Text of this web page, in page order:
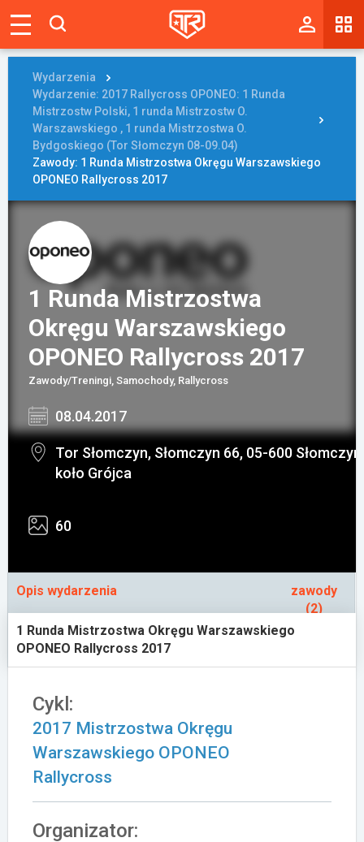
Tablica
Wyniki
Blogi
Galerie
Wydarzenia
Giełda
Ranking
Zaloguj się
Załóż konto
Wydarzenia
Wydarzenie: 2017 Rallycross OPONEO: 1 Runda
Mistrzostw Polski, 1 runda Mistrzostw O.
Warszawskiego , 1 runda Mistrzostwa O.
Bydgoskiego (Tor Słomczyn 08-09.04)
Zawody: 1 Runda Mistrzostwa Okręgu Warszawskiego
OPONEO Rallycross 2017
1 Runda Mistrzostwa
Okręgu Warszawskiego
OPONEO Rallycross 2017
Zawody/Treningi, Samochody, Rallycross
08.04.2017
Tor Słomczyn, Słomczyn 66, 05-600 Słomczyn
koło Grójca
60
Opis wydarzenia
zawody
(2)
1 Runda Mistrzostwa Okręgu Warszawskiego
OPONEO Rallycross 2017
Cykl:
2017 Mistrzostwa Okręgu
Warszawskiego OPONEO
Rallycross
Organizator: